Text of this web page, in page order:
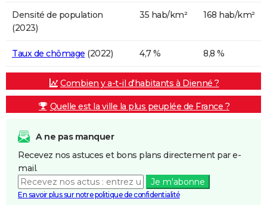
Densité de population
(2023)
35 hab/km² 168 hab/km²
Taux de chômage (2022) 4,7 % 8,8 %
Combien y a-t-il d'habitants à Dienné ?
Quelle est la ville la plus peuplée de France ?
A ne pas manquer
Recevez nos astuces et bons plans directement par e-
mail.
Je m'abonne
En savoir plus sur notre politique de confidentialité